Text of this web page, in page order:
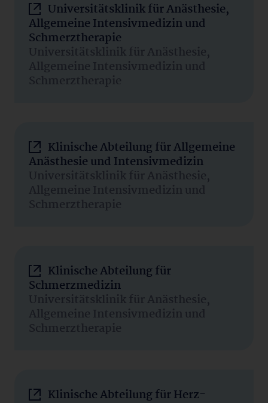
Universitätsklinik für Anästhesie,
Allgemeine Intensivmedizin und
Schmerztherapie
Universitätsklinik für Anästhesie,
Allgemeine Intensivmedizin und
Schmerztherapie
Klinische Abteilung für Allgemeine
Anästhesie und Intensivmedizin
Universitätsklinik für Anästhesie,
Allgemeine Intensivmedizin und
Schmerztherapie
Klinische Abteilung für
Schmerzmedizin
Universitätsklinik für Anästhesie,
Allgemeine Intensivmedizin und
Schmerztherapie
Klinische Abteilung für Herz-